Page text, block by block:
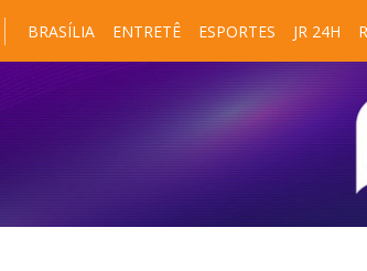
BRASÍLIA ENTRETÊ ESPORTES JR 24H